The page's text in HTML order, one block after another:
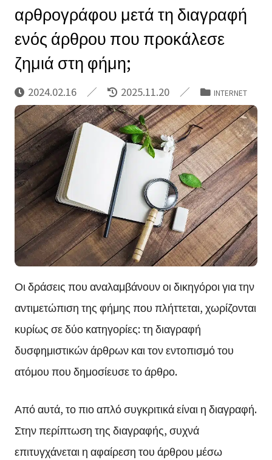
αρθρογράφου μετά τη διαγραφή
ενός άρθρου που προκάλεσε
ζημιά στη φήμη;
2024.02.16 2025.11.20 INTERNET
Οι δράσεις που αναλαμβάνουν οι δικηγόροι για την
αντιμετώπιση της φήμης που πλήττεται, χωρίζονται
κυρίως σε δύο κατηγορίες: τη διαγραφή
δυσφημιστικών άρθρων και τον εντοπισμό του
ατόμου που δημοσίευσε το άρθρο.
Από αυτά, το πιο απλό συγκριτικά είναι η διαγραφή.
Στην περίπτωση της διαγραφής, συχνά
επιτυγχάνεται η αφαίρεση του άρθρου μέσω